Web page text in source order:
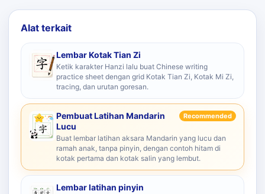
Alat terkait
Lembar Kotak Tian Zi
Ketik karakter Hanzi lalu buat Chinese writing
practice sheet dengan grid Kotak Tian Zi, Kotak Mi Zi,
tracing, dan urutan goresan.
Pembuat Latihan Mandarin
Lucu
Recommended
Buat lembar latihan aksara Mandarin yang lucu dan
ramah anak, tanpa pinyin, dengan contoh hitam di
kotak pertama dan kotak salin yang lembut.
Lembar latihan pinyin